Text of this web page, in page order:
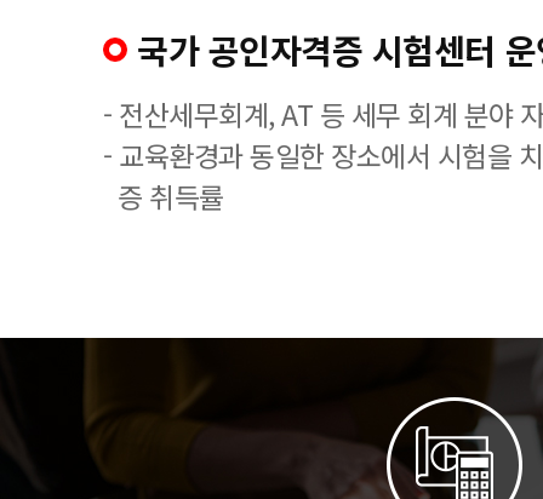
국가 공인자격증 시험센터
- 전산세무회계, AT 등 세무 회계 분야
- 교육환경과 동일한 장소에서 시험을
증 취득률